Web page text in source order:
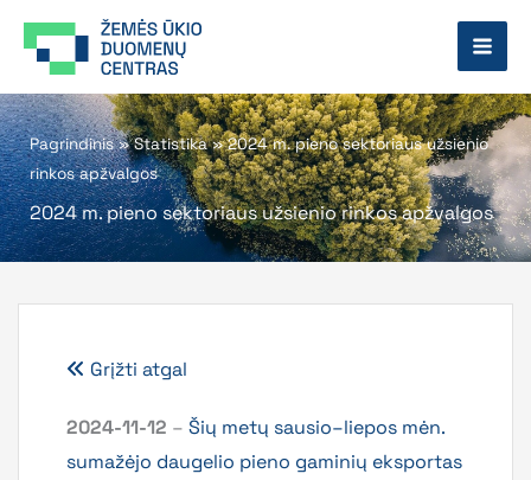
prie
Pagrindinis»Statistika»2024 m. pieno sektoriaus užsienio
rinkos apžvalgos
2024 m. pieno sektoriaus užsienio rinkos apžvalgos
Grįžti atgal
2024-11-12 – Šių metų sausio–liepos mėn.
sumažėjo daugelio pieno gaminių eksportas